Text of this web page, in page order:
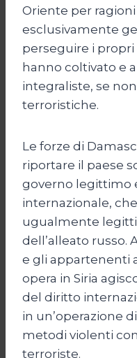
Oriente per
esclusivamente
perseguire i
hanno coltivato e
integraliste, se
terroristiche.
Le forze di
riportare il paese
governo legittimo
internazionale,
ugualmente
dell’alleato russo.
e gli appartenenti
opera in Siria
del diritto
in un’operazione
metodi violenti
terroriste.